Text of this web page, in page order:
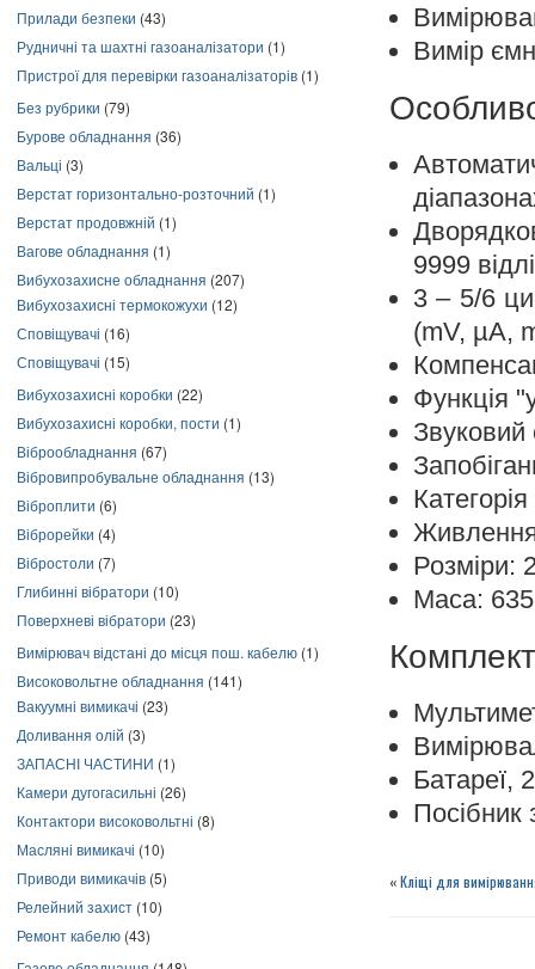
Прилади безпеки (43)
Рудничні та шахтні газоаналізатори (1)
Пристрої для перевірки газоаналізаторів (1)
Без рубрики (79)
Бурове обладнання (36)
Вальці (3)
Верстат горизонтально-розточний (1)
Верстат продовжній (1)
Вагове обладнання (1)
Вибухозахисне обладнання (207)
Вибухозахисні термокожухи (12)
Сповіщувачі (16)
Сповіщувачі (15)
Вибухозахисні коробки (22)
Вибухозахисні коробки, пости (1)
Віброобладнання (67)
Вібровипробувальне обладнання (13)
Віброплити (6)
Віброрейки (4)
Вібростоли (7)
Глибинні вібратори (10)
Поверхневі вібратори (23)
Вимірювач відстані до місця пош. кабелю (1)
Високовольтне обладнання (141)
Вакуумні вимикачі (23)
Доливання олій (3)
ЗАПАСНІ ЧАСТИНИ (1)
Камери дугогасильні (26)
Контактори високовольтні (8)
Масляні вимикачі (10)
Приводи вимикачів (5)
Релейний захист (10)
Ремонт кабелю (43)
Вимір
9999
3 – 5/6
(mV, µA,
Функція
Звуковий
Розміри:
Маса:
Батареї,
Посібник
«Кліщі для